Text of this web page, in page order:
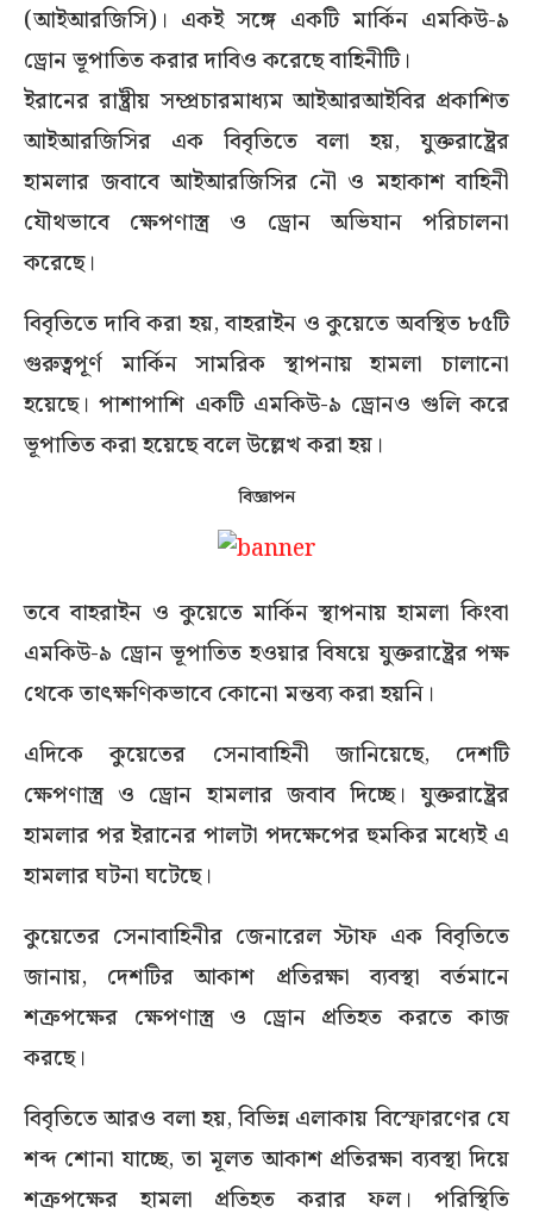
(আইআরজিসি)। একই সঙ্গে একটি মার্কিন এমকিউ-৯
ড্রোন ভূপাতিত করার দাবিও করেছে বাহিনীটি।
ইরানের রাষ্ট্রীয় সম্প্রচারমাধ্যম আইআরআইবির প্রকাশিত
আইআরজিসির এক বিবৃতিতে বলা হয়, যুক্তরাষ্ট্রের
হামলার জবাবে আইআরজিসির নৌ ও মহাকাশ বাহিনী
যৌথভাবে ক্ষেপণাস্ত্র ও ড্রোন অভিযান পরিচালনা
করেছে।
বিবৃতিতে দাবি করা হয়, বাহরাইন ও কুয়েতে অবস্থিত ৮৫টি
গুরুত্বপূর্ণ মার্কিন সামরিক স্থাপনায় হামলা চালানো
হয়েছে। পাশাপাশি একটি এমকিউ-৯ ড্রোনও গুলি করে
ভূপাতিত করা হয়েছে বলে উল্লেখ করা হয়।
বিজ্ঞাপন
তবে বাহরাইন ও কুয়েতে মার্কিন স্থাপনায় হামলা কিংবা
এমকিউ-৯ ড্রোন ভূপাতিত হওয়ার বিষয়ে যুক্তরাষ্ট্রের পক্ষ
থেকে তাৎক্ষণিকভাবে কোনো মন্তব্য করা হয়নি।
এদিকে কুয়েতের সেনাবাহিনী জানিয়েছে, দেশটি
ক্ষেপণাস্ত্র ও ড্রোন হামলার জবাব দিচ্ছে। যুক্তরাষ্ট্রের
হামলার পর ইরানের পালটা পদক্ষেপের হুমকির মধ্যেই এ
হামলার ঘটনা ঘটেছে।
কুয়েতের সেনাবাহিনীর জেনারেল স্টাফ এক বিবৃতিতে
জানায়, দেশটির আকাশ প্রতিরক্ষা ব্যবস্থা বর্তমানে
শত্রুপক্ষের ক্ষেপণাস্ত্র ও ড্রোন প্রতিহত করতে কাজ
করছে।
বিবৃতিতে আরও বলা হয়, বিভিন্ন এলাকায় বিস্ফোরণের যে
শব্দ শোনা যাচ্ছে, তা মূলত আকাশ প্রতিরক্ষা ব্যবস্থা দিয়ে
শত্রুপক্ষের হামলা প্রতিহত করার ফল। পরিস্থিতি